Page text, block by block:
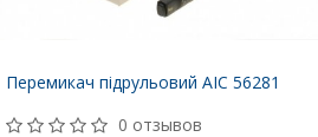
Перемикач підрульовий AIC 56281
0 отзывов